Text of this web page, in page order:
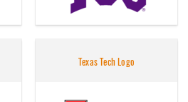
Texas Tech Logo